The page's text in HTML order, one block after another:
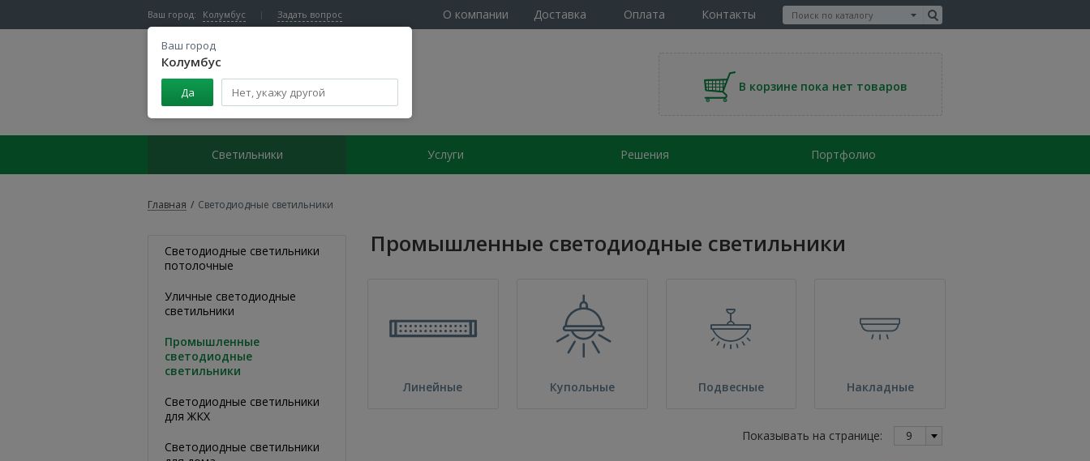
Ваш город: Колумбус
Ваш город
Колумбус
Да
Задать вопрос О компании Доставка Оплата Контакты
Центр светодиодного освещения
В корзине пока нет товаров
Светильники Услуги Решения Портфолио
Главная / Светодиодные светильники
Светодиодные светильники
потолочные
Уличные светодиодные
светильники
Промышленные
светодиодные
светильники
Светодиодные светильники
для ЖКХ
Светодиодные светильники
Промышленные светодиодные светильники
Линейные Купольные Подвесные Накладные
Показывать на странице: 9